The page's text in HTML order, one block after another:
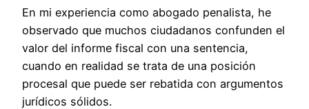
En mi experiencia como abogado penalista, he
observado que muchos ciudadanos confunden el
valor del informe fiscal con una sentencia,
cuando en realidad se trata de una posición
procesal que puede ser rebatida con argumentos
jurídicos sólidos.